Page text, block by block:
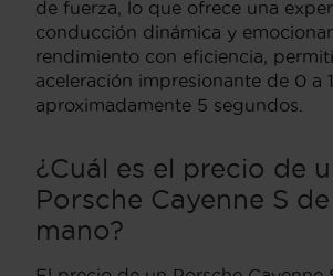
de fuerza, lo que ofrece una
conducción dinámica y
rendimiento con eficiencia,
aceleración impresionante de 0 a
aproximadamente 5 segundos.
¿Cuál es el precio de
Porsche Cayenne S
mano?